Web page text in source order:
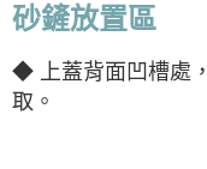
砂鏟放置區
◆
上蓋背面凹槽處
取。